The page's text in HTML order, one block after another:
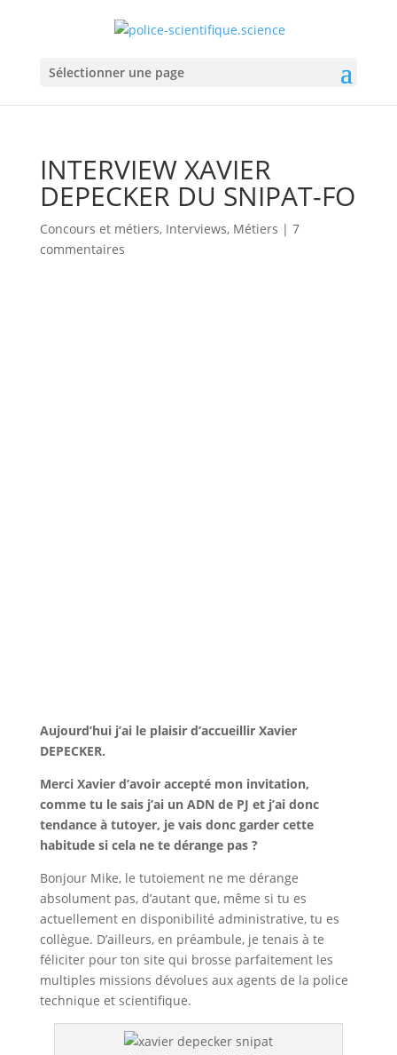
Sélectionner une page
INTERVIEW XAVIER
DEPECKER DU SNIPAT-FO
Concours et métiers, Interviews, Métiers | 7
commentaires
Aujourd’hui j’ai le plaisir d’accueillir Xavier
DEPECKER.
Merci Xavier d’avoir accepté mon invitation,
comme tu le sais j’ai un ADN de PJ et j’ai donc
tendance à tutoyer, je vais donc garder cette
habitude si cela ne te dérange pas ?
Bonjour Mike, le tutoiement ne me dérange
absolument pas, d’autant que, même si tu es
actuellement en disponibilité administrative, tu es
collègue. D’ailleurs, en préambule, je tenais à te
féliciter pour ton site qui brosse parfaitement les
multiples missions dévolues aux agents de la police
technique et scientifique.